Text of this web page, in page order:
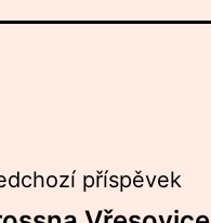
příspěvek